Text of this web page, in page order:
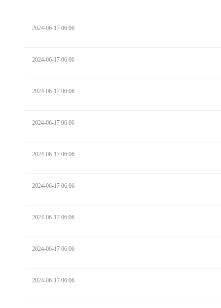
2024-06-17 06:06
2024-06-17 06:06
2024-06-17 06:06
2024-06-17 06:06
2024-06-17 06:06
2024-06-17 06:06
2024-06-17 06:06
2024-06-17 06:06
2024-06-17 06:06